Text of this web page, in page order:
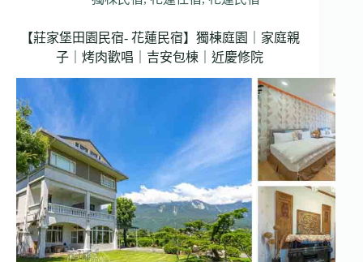
【莊家堡田園民宿- 花蓮民宿】獨棟庭園｜家庭親
子｜烤肉歡唱｜吉安包棟｜近慶修院